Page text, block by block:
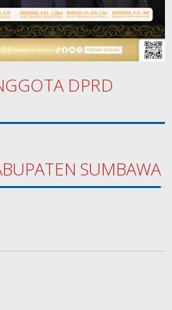
DPRD
SUMBAWA